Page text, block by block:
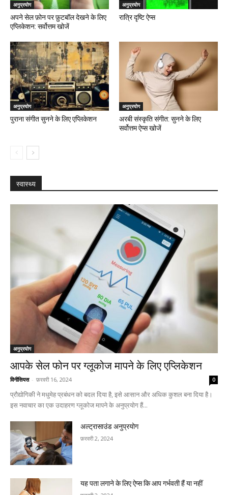
अनुप्रयोग
अपने सेल फ़ोन पर फ़ुटबॉल देखने के लिए
एप्लिकेशन: सर्वोत्तम खोजें
अनुप्रयोग
रात्रि दृष्टि ऐप्स
अनुप्रयोग
पुराना संगीत सुनने के लिए एप्लिकेशन
अनुप्रयोग
अरबी संस्कृति संगीत: सुनने के लिए
सर्वोत्तम ऐप्स खोजें
स्वास्थ्य
अनुप्रयोग
आपके सेल फोन पर ग्लूकोज मापने के लिए एप्लिकेशन
विनीसियस - फ़रवरी 16, 2024 0
प्रौद्योगिकी ने मधुमेह प्रबंधन को बदल दिया है, इसे आसान और अधिक कुशल बना दिया है।
इस नवाचार का एक उदाहरण ग्लूकोज मापने के अनुप्रयोग हैं...
अल्ट्रासाउंड अनुप्रयोग
फ़रवरी 2, 2024
यह पता लगाने के लिए ऐप्स कि आप गर्भवती हैं या नहीं